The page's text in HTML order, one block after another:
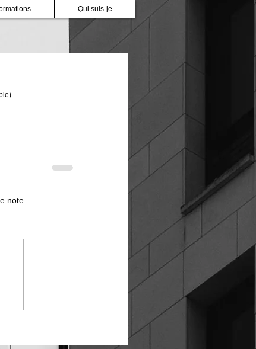
Qui suis-je
note